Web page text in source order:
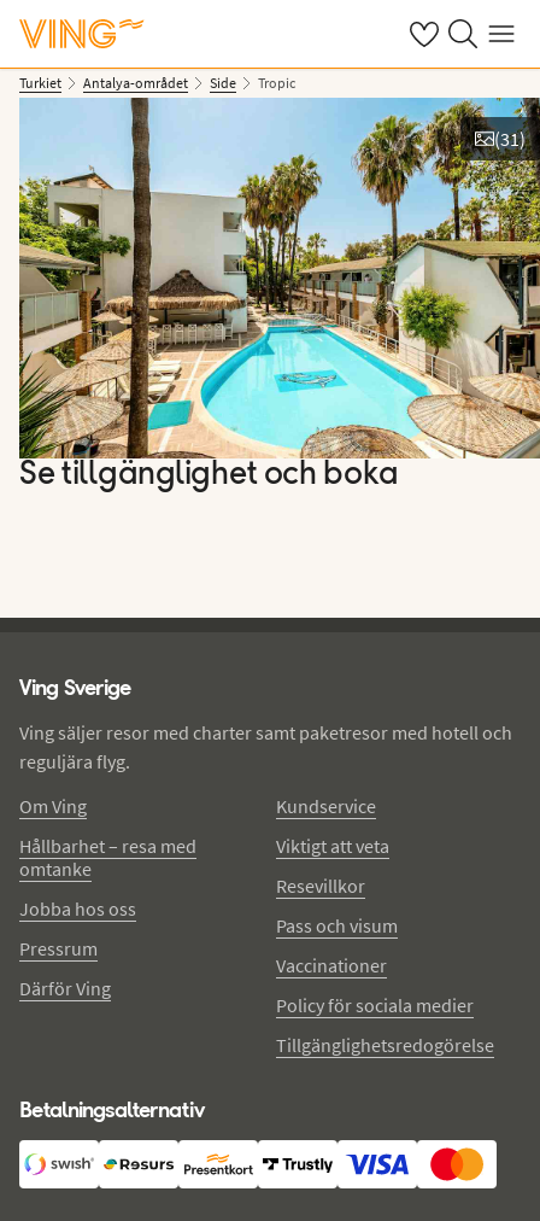
Se dinaSök på ving.se
Meny
Turkiet Antalya-området Side Tropic
Se bilder
(31)
Se tillgänglighet och boka
Ving Sverige
Ving säljer resor med charter samt paketresor med hotell och
reguljära flyg.
Om Ving
Hållbarhet – resa med
omtanke
Jobba hos oss
Pressrum
Därför Ving
Kundservice
Viktigt att veta
Resevillkor
Pass och visum
Vaccinationer
Policy för sociala medier
Tillgänglighetsredogörelse
Betalningsalternativ